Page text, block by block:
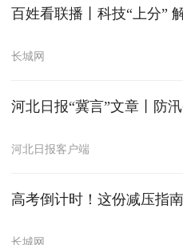
百姓看联播丨科技“上分”
长城网
河北日报“冀言”文章丨防
河北日报客户端
高考倒计时！这份减压指
长城网